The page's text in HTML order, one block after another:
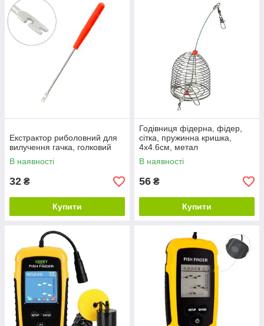
Екстрактор риболовний для
вилучення гачка, голковий
В наявності
32 ₴
Купити
Годівниця фідерна, фідер,
сітка, пружинна кришка,
4x4.6см, метал
В наявності
56 ₴
Купити